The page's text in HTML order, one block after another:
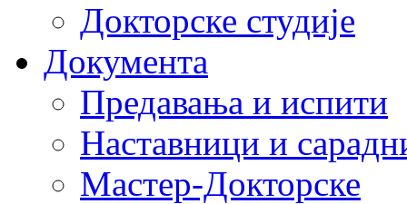
Докторске студије
Документа
Предавања и испити
Наставници и
Мастер-Докторске